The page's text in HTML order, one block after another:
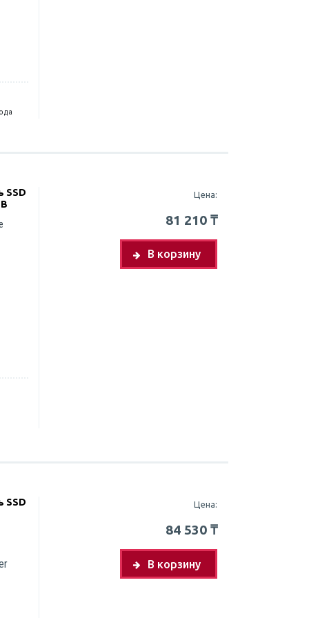
SSD
Цена:
81 210₸
В корзину
SSD Цена:
84 530₸
В корзину